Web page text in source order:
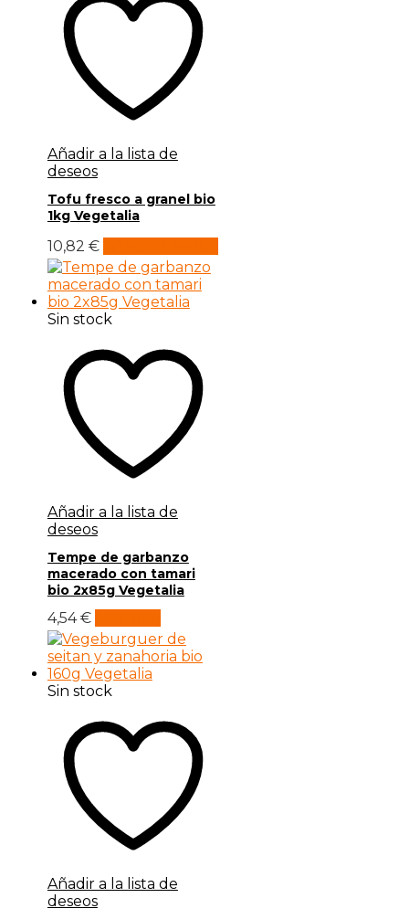
Añadir a la lista de
deseos
Tofu fresco a granel bio
1kg Vegetalia
10,82 €
Sin stock
Añadir a la lista de
deseos
Tempe de garbanzo
macerado con tamari
bio 2x85g Vegetalia
4,54€
Sin stock
Añadir a la lista de
deseos